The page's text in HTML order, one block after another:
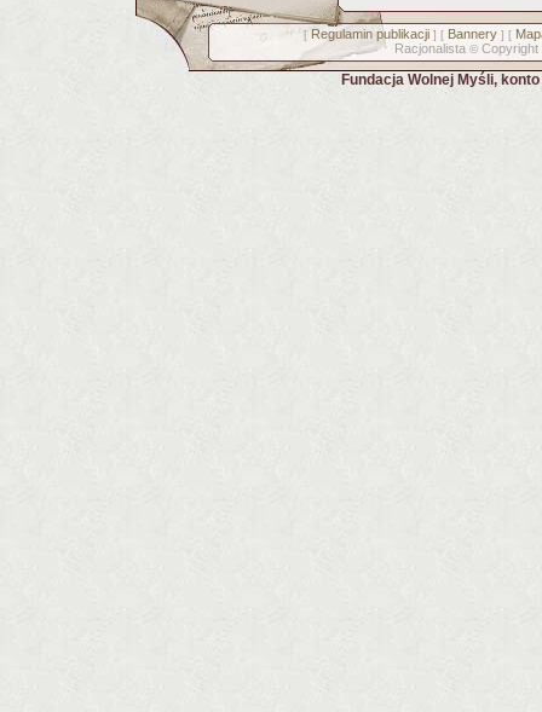
[ Regulamin publikacji] [ Bannery] [
Racjonalista © Copyright
Fundacja Wolnej Myśli,